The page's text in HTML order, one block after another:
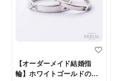
【オーダーメイド結婚指
輪】ホワイトゴールドの二